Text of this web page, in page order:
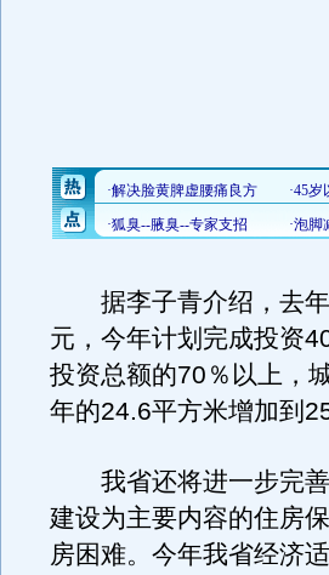
据李子青介绍，去年
元，今年计划完成投资
投资总额的70％以上，
年的24.6平方米增加到
我省还将进一步完善
建设为主要内容的住房
房困难。今年我省经济